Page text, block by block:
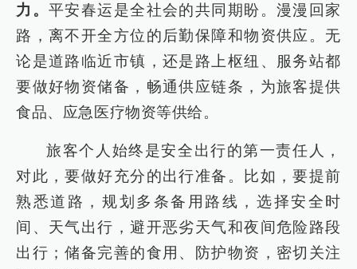
力。平安春运是全社会的共同期盼。漫漫回家
路，离不开全方位的后勤保障和物资供应。无
论是道路临近市镇，还是路上枢纽、服务站都
要做好物资储备，畅通供应链条，为旅客提供
食品、应急医疗物资等供给。
旅客个人始终是安全出行的第一责任人，
对此，要做好充分的出行准备。比如，要提前
熟悉道路，规划多条备用路线，选择安全时
间、天气出行，避开恶劣天气和夜间危险路段
出行；储备完善的食用、防护物资，密切关注